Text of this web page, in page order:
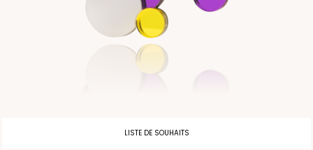
LISTE DE SOUHAITS